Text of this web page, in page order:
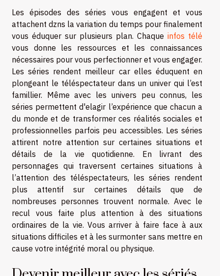
Les épisodes des séries vous engagent et vous
attachent dzns la variation du temps pour finalement
vous éduquer sur plusieurs plan. Chaque infos télé
vous donne les ressources et les connaissances
nécessaires pour vous perfectionner et vous engager.
Les séries rendent meilleur car elles éduquent en
plongeant le téléspectateur dans un univer qui l’est
famillier. Même avec les univers peu connus, les
séries permettent d'elagir l’expérience que chacun a
du monde et de transformer ces réalités sociales et
professionnelles parfois peu accessibles. Les séries
attirent notre attention sur certaines situations et
détails de la vie quotidienne. En livrant des
personnages qui traversent certaines situations à
l’attention des téléspectateurs, les séries rendent
plus attentif sur certaines détails que de
nombreuses personnes trouvent normale. Avec le
recul vous faite plus attention à des situations
ordinaires de la vie. Vous arriver à faire face à aux
situations difficiles et à les surmonter sans mettre en
cause votre intégrité moral ou physique.